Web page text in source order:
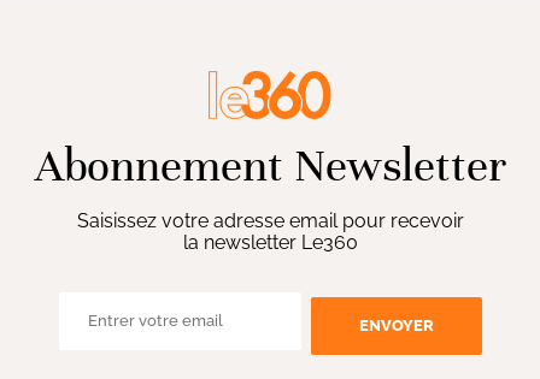
Abonnement Newsletter
Saisissez votre adresse email pour recevoir
la newsletter Le360
ENVOYER